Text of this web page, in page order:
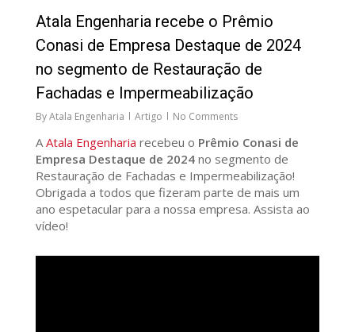
Atala Engenharia recebe o Prêmio
Conasi de Empresa Destaque de 2024
no segmento de Restauração de
Fachadas e Impermeabilização
ByAtala Engenharia Artigo No Comments
AAtala Engenharia recebeu o Prêmio Conasi de
Empresa Destaque de 2024no segmento de
Restauração de Fachadas e Impermeabilização!
Obrigada a todos que fizeram parte de mais um
ano espetacular para a nossa empresa. Assista ao
vídeo!